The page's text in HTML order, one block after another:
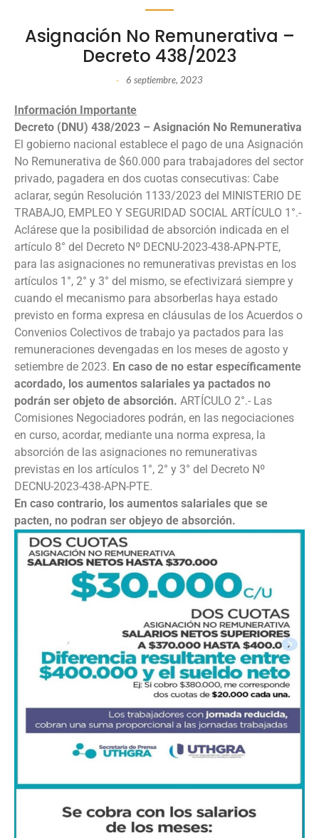
Asignación No Remunerativa –
Decreto 438/2023
- 6 septiembre, 2023
Información Importante
Decreto (DNU) 438/2023 – Asignación No Remunerativa
El gobierno nacional establece el pago de una Asignación
No Remunerativa de $60.000 para trabajadores del sector
privado, pagadera en dos cuotas consecutivas: Cabe
aclarar, según Resolución 1133/2023 del MINISTERIO DE
TRABAJO, EMPLEO Y SEGURIDAD SOCIAL ARTÍCULO 1°.-
Aclárese que la posibilidad de absorción indicada en el
artículo 8° del Decreto Nº DECNU-2023-438-APN-PTE,
para las asignaciones no remunerativas previstas en los
artículos 1°, 2° y 3° del mismo, se efectivizará siempre y
cuando el mecanismo para absorberlas haya estado
previsto en forma expresa en cláusulas de los Acuerdos o
Convenios Colectivos de trabajo ya pactados para las
remuneraciones devengadas en los meses de agosto y
setiembre de 2023. En caso de no estar específicamente
acordado, los aumentos salariales ya pactados no
podrán ser objeto de absorción. ARTÍCULO 2°.- Las
Comisiones Negociadores podrán, en las negociaciones
en curso, acordar, mediante una norma expresa, la
absorción de las asignaciones no remunerativas
previstas en los artículos 1°, 2° y 3° del Decreto Nº
DECNU-2023-438-APN-PTE.
En caso contrario, los aumentos salariales que se
pacten, no podran ser objeyo de absorción.